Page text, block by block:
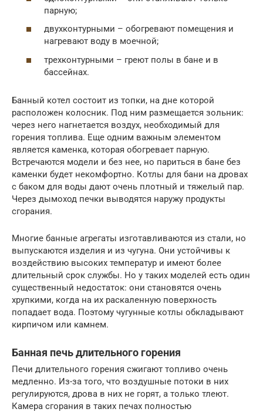
парную;
двухконтурными – обогревают помещения и
нагревают воду в моечной;
трехконтурными – греют полы в бане и в
бассейнах.
Банный котел состоит из топки, на дне которой
расположен колосник. Под ним размещается зольник:
через него нагнетается воздух, необходимый для
горения топлива. Еще одним важным элементом
является каменка, которая обогревает парную.
Встречаются модели и без нее, но париться в бане без
каменки будет некомфортно. Котлы для бани на дровах
с баком для воды дают очень плотный и тяжелый пар.
Через дымоход печки выводятся наружу продукты
сгорания.
Многие банные агрегаты изготавливаются из стали, но
выпускаются изделия и из чугуна. Они устойчивы к
воздействию высоких температур и имеют более
длительный срок службы. Но у таких моделей есть один
существенный недостаток: они становятся очень
хрупкими, когда на их раскаленную поверхность
попадает вода. Поэтому чугунные котлы обкладывают
кирпичом или камнем.
Банная печь длительного горения
Печи длительного горения сжигают топливо очень
медленно. Из-за того, что воздушные потоки в них
регулируются, дрова в них не горят, а только тлеют.
Камера сгорания в таких печах полностью